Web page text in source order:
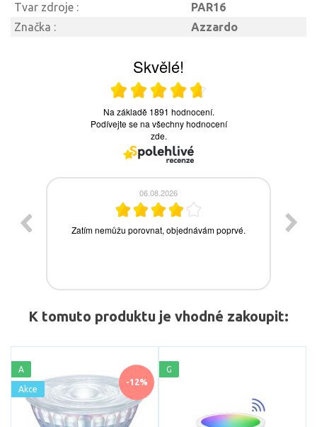
Tvar zdroje :
PAR16
Značka :
Azzardo
K tomuto produktu je vhodné zakoupit:
-12%
A
Akce
G